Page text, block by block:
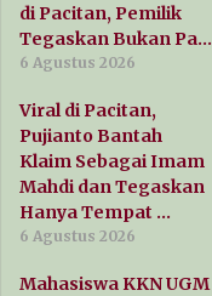
di Pacitan, Pemilik
Tegaskan Bukan Pa…
6 Agustus 2026
Viral di Pacitan,
Pujianto Bantah
Klaim Sebagai Imam
Mahdi dan Tegaskan
Hanya Tempat …
6 Agustus 2026
Mahasiswa KKN UGM